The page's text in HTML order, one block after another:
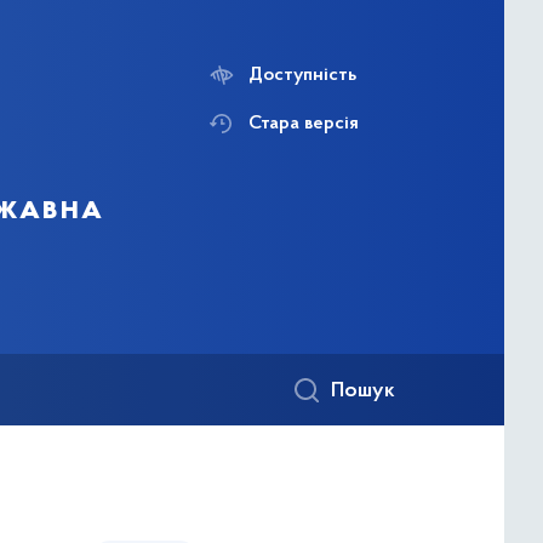
Доступність
Стара версія
Пошук